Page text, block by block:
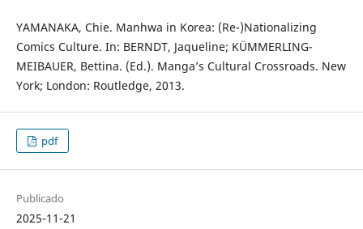
YAMANAKA, Chie. Manhwa in Korea: (Re-)Nationalizing
Comics Culture. In: BERNDT, Jaqueline; KÜMMERLING-
MEIBAUER, Bettina. (Ed.). Manga’s Cultural Crossroads. New
York; London: Routledge, 2013.
pdf
Publicado
2025-11-21